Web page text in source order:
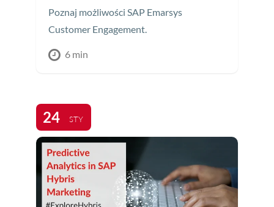
Poznaj możliwości SAP Emarsys
Customer Engagement.
6 min
24 STY